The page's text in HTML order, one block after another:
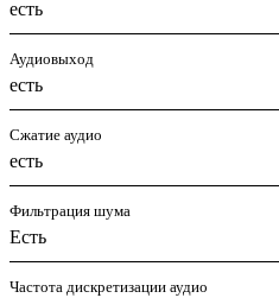
есть
Аудиовыход
есть
Сжатие аудио
есть
Фильтрация шума
Есть
Частота дискретизации аудио